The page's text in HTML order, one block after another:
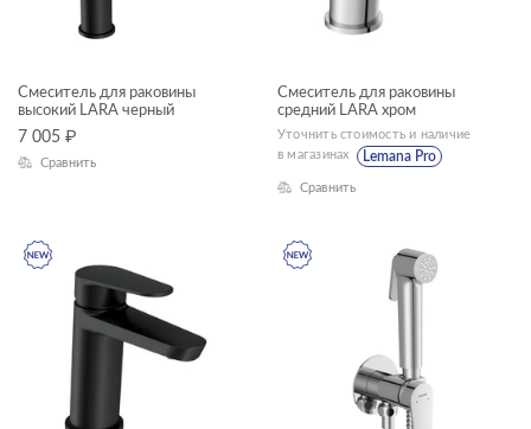
Смеситель для раковины
высокий LARA черный
7 005 ₽
Сравнить
Смеситель для раковины
средний LARA хром
Уточнить стоимость и наличие
в магазинах
Lemana Pro
Сравнить